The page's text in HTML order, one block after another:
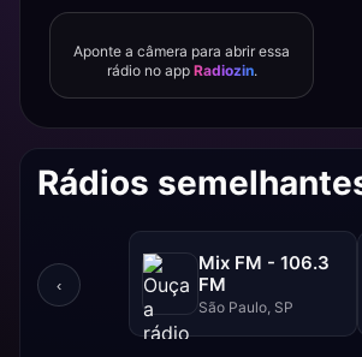
Aponte a câmera para abrir essa
rádio no app Radiozin.
Rádios
‹
Mix FM - 106.3
FM
São Paulo, SP